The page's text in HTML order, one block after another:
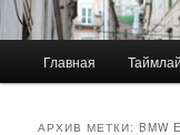
Главная
АРХИВ МЕТКИ:BMW